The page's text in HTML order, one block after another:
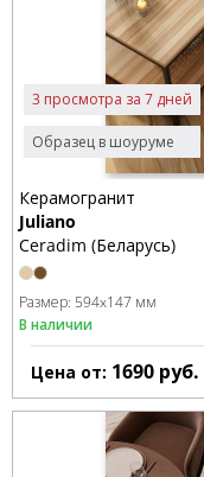
Образец в шоуруме
3 просмотра за 7 дней
Керамогранит
Juliano
Ceradim (Беларусь)
Размер: 594x147 мм
В наличии
Цена от: 1690 руб.